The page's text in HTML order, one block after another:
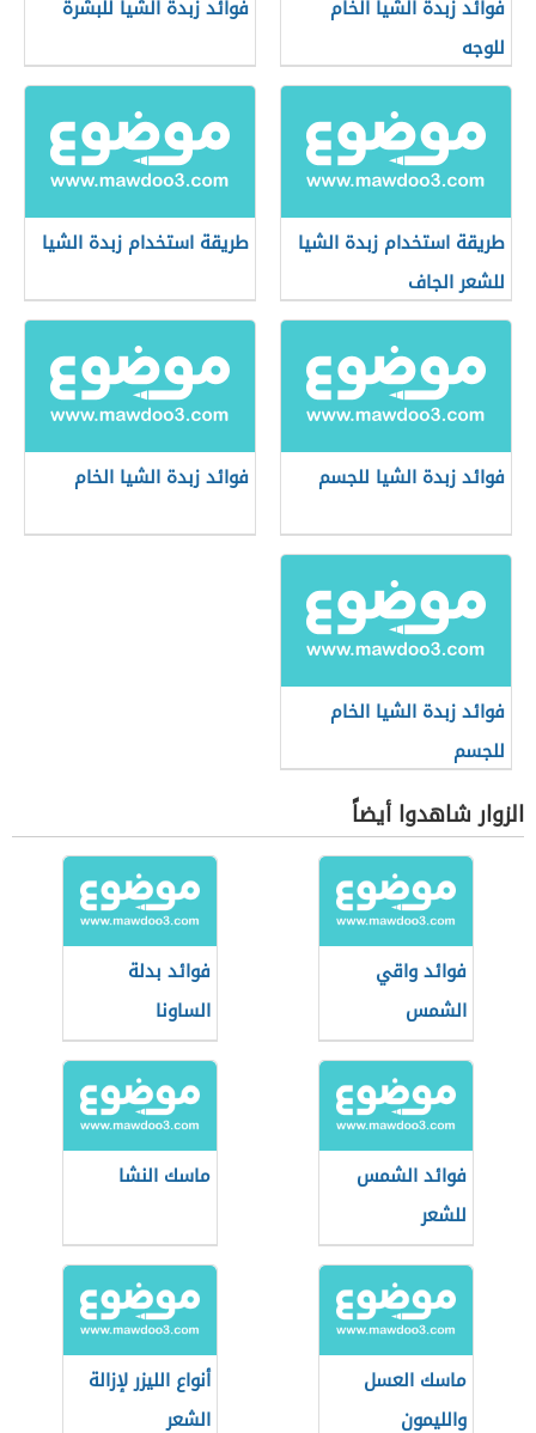
فوائد زبدة الشيا الخام
للوجه
فوائد زبدة الشيا للبشرة
طريقة استخدام زبدة الشيا
للشعر الجاف
طريقة استخدام زبدة الشيا
فوائد زبدة الشيا للجسم فوائد زبدة الشيا الخام
فوائد زبدة الشيا الخام
للجسم
الزوار شاهدوا أيضاً
فوائد واقي
الشمس
فوائد بدلة
الساونا
فوائد الشمس
للشعر
ماسك النشا
ماسك العسل
والليمون
أنواع الليزر لإزالة
الشعر